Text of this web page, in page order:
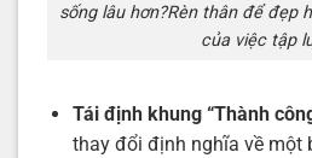
sống lâu hơn?Rèn thân để đẹp
của việc tập
Tái định khung “Thành
thay đổi định nghĩa về một